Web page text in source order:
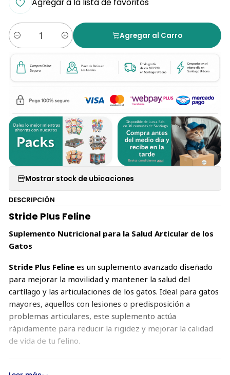
Agregar a la lista de favoritos
Cantidad
Agregar al Carro
Mostrar stock de ubicaciones
DESCRIPCIÓN
Stride Plus Feline
Suplemento Nutricional para la Salud Articular de los
Gatos
Stride Plus Felinees un suplemento avanzado diseñado
para mejorar la movilidad y mantener la salud del
cartílago y las articulaciones de los gatos. Ideal para gatos
mayores, aquellos con lesiones o predisposición a
problemas articulares, este suplemento actúa
rápidamente para reducir la rigidez y mejorar la calidad
de vida de tu felino.